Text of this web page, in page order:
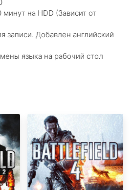
на HDD (Зависит от
записи. Добавлен английский
языка на рабочий стол